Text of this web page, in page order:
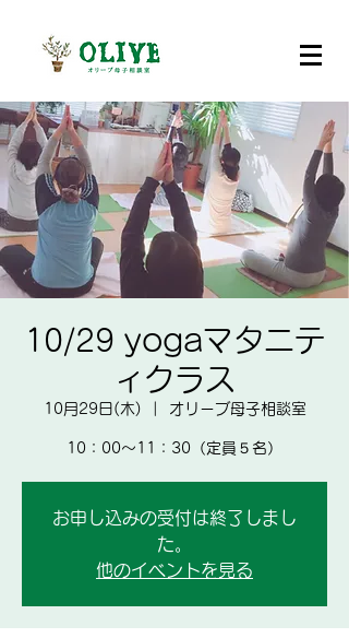
10/29 yogaマタニテ
ィクラス
10月29日(木) オリーブ母子相談室
10：00～11：30（定員５名）
お申し込みの受付は終了しまし
た。
他のイベントを見る